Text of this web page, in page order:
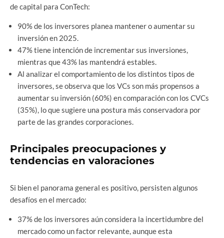
de capital para ConTech:
90% de los inversores planea mantener o aumentar su
inversión en 2025.
47% tiene intención de incrementar sus inversiones,
mientras que 43% las mantendrá estables.
Al analizar el comportamiento de los distintos tipos de
inversores, se observa que los VCs son más propensos a
aumentar su inversión (60%) en comparación con los CVCs
(35%), lo que sugiere una postura más conservadora por
parte de las grandes corporaciones.
Principales preocupaciones y
tendencias en valoraciones
Si bien el panorama general es positivo, persisten algunos
desafíos en el mercado:
37% de los inversores aún considera la incertidumbre del
mercado como un factor relevante, aunque esta